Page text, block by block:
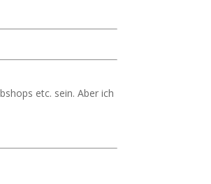
etc. sein. Aber ich